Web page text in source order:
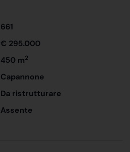
661
€ 295.000
450 m2
Capannone
Da ristrutturare
Assente